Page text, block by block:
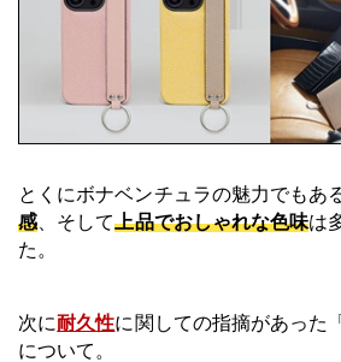
とくにボナベンチュラの魅力でもあ
感 、そして上品でおしゃれな色味は
た。
次に耐久性に関しての指摘があった
について。